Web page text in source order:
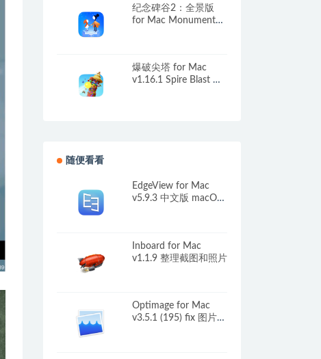
纪念碑谷2：全景版
for Mac Monument
爆破尖塔 for Mac
v1.16.1 Spire Blast 中
随便看看
EdgeView for Mac
v5.9.3 中文版 macOS
Inboard for Mac
v1.1.9 整理截图和照片
Optimage for Mac
v3.5.1 (195) fix 图片批